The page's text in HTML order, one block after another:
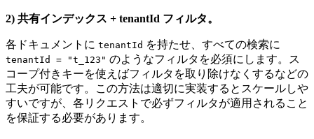
2) 共有インデックス + tenantId フィルタ。
各ドキュメントに tenantId を持たせ、すべての検索に
tenantId = "t_123" のようなフィルタを必須にします。ス
コープ付きキーを使えばフィルタを取り除けなくするなどの
工夫が可能です。この方法は適切に実装するとスケールしや
すいですが、各リクエストで必ずフィルタが適用されること
を保証する必要があります。